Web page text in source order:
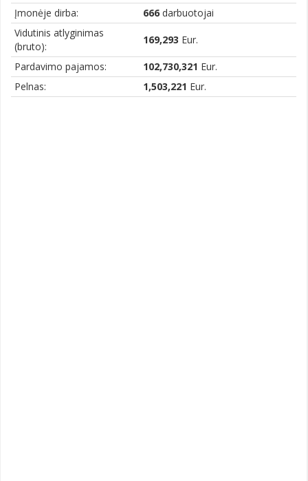
Įmonėje dirba:
666 darbuotojai
Vidutinis atlyginimas
(bruto):
169,293 Eur.
Pardavimo pajamos: 102,730,321 Eur.
Pelnas:
1,503,221 Eur.